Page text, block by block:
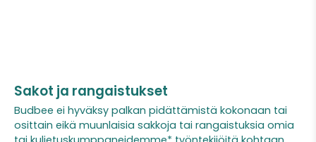
Sakot ja rangaistukset
Budbee ei hyväksy palkan pidättämistä kokonaan tai
osittain eikä muunlaisia sakkoja tai rangaistuksia omia